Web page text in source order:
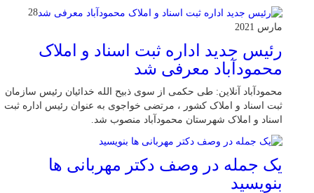
28
مارس 2021
رئیس جدید اداره ثبت اسناد و املاک
محمودآباد معرفی شد
محمودآباد آنلاین: طی حکمی از سوی ذبیح الله خدائیان رئیس سازمان
ثبت اسناد و املاک کشور ، مرتضی خواجوی به عنوان رئیس اداره ثبت
اسناد و املاک شهرستان محمودآباد منصوب شد.
یک جمله در وصف دکتر مهربانی ها
بنویسید